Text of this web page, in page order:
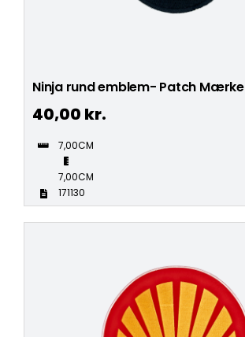
Ninja rund emblem- Patch Mærke
40,00 kr.
7,00CM
7,00CM
171130